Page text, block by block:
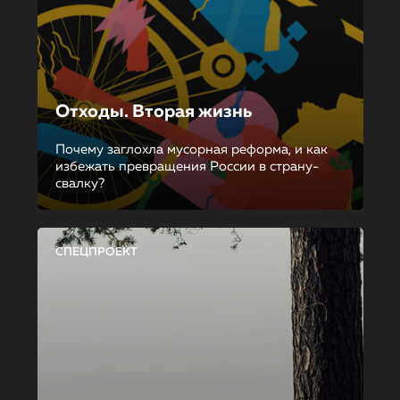
Отходы. Вторая жизнь
Почему заглохла мусорная реформа, и как
избежать превращения России в страну-
свалку?
СПЕЦПРОЕКТ